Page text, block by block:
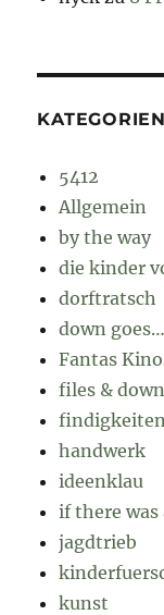
KATEGORIEN
5412
Allgemein
by the way
die kinder
dorftratsch
down goes…
Fantas
files &
findigkeiten
handwerk
ideenklau
if there
jagdtrieb
kunst